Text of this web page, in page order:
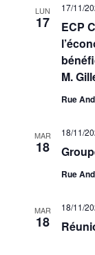
LUN
17
ECP
M.
17/11/
Rue
MAR
18
18/11/
Rue
MAR
18
18/11/